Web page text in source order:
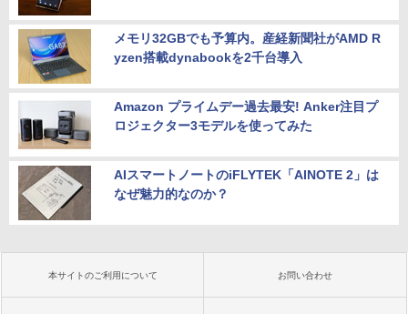
メモリ32GBでも予算内。産経新聞社がAMD R
yzen搭載dynabookを2千台導入
Amazon プライムデー過去最安! Anker注目プ
ロジェクター3モデルを使ってみた
AIスマートノートのiFLYTEK「AINOTE 2」は
なぜ魅力的なのか？
本サイトのご利用について お問い合わせ